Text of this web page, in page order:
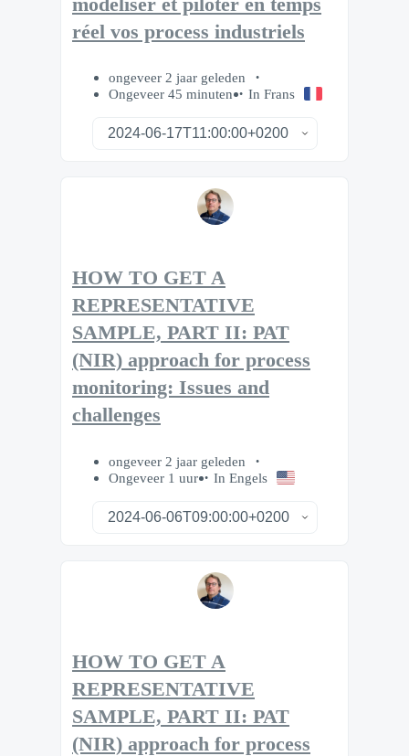
réel vos process industriels
ongeveer 2 jaar geleden
Ongeveer 45 minuten
In Frans
HOW TO GET A
REPRESENTATIVE
SAMPLE, PART II: PAT
(NIR) approach for process
monitoring: Issues and
challenges
ongeveer 2 jaar geleden
Ongeveer 1 uur
In Engels
HOW TO GET A
REPRESENTATIVE
SAMPLE, PART II: PAT
(NIR) approach for process